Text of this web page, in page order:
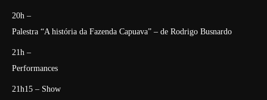
20h –
Palestra “A história da Fazenda Capuava” – de Rodrigo Busnardo
21h –
Performances
21h15 – Show